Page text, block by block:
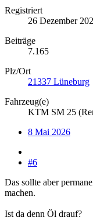
Registriert
26 Dezember
Beiträge
7.165
Plz/Ort
21337 Lüneburg
Fahrzeug(e)
KTM SM 25
8 Mai 2026
#6
Das sollte aber
machen.
Ist da denn Öl drauf?